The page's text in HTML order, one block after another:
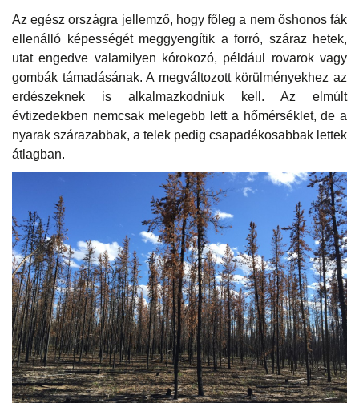
Az egész országra jellemző, hogy főleg a nem őshonos fák
ellenálló képességét meggyengítik a forró, száraz hetek,
utat engedve valamilyen kórokozó, például rovarok vagy
gombák támadásának. A megváltozott körülményekhez az
erdészeknek is alkalmazkodniuk kell. Az elmúlt
évtizedekben nemcsak melegebb lett a hőmérséklet, de a
nyarak szárazabbak, a telek pedig csapadékosabbak lettek
átlagban.